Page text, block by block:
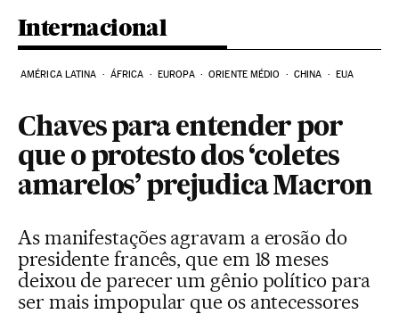
Internacional
AMÉRICA LATINA ÁFRICA EUROPA ORIENTE MÉDIO CHINA EUA
Chaves para entender por
que o protesto dos ‘coletes
amarelos’ prejudica Macron
As manifestações agravam a erosão do
presidente francês, que em 18 meses
deixou de parecer um gênio político para
ser mais impopular que os antecessores